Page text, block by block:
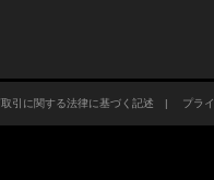
引に関する法律に基づく記述 | プラ